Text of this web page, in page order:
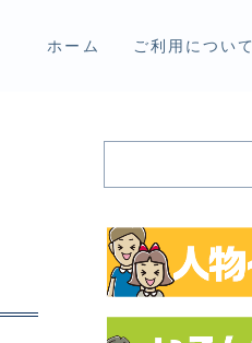
ホーム ご利用について